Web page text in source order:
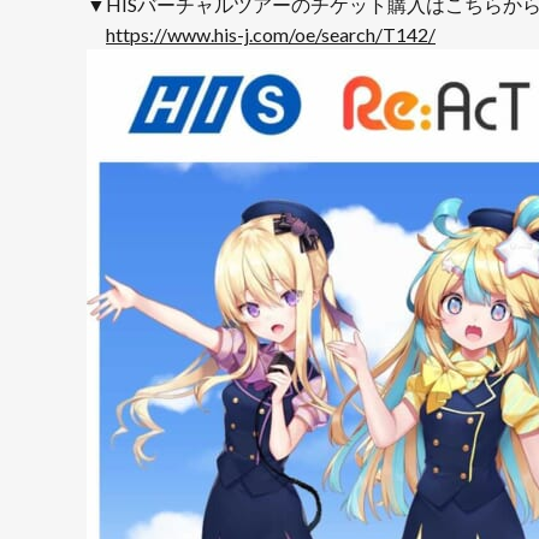
https://www.his-j.com/oe/search/T142/